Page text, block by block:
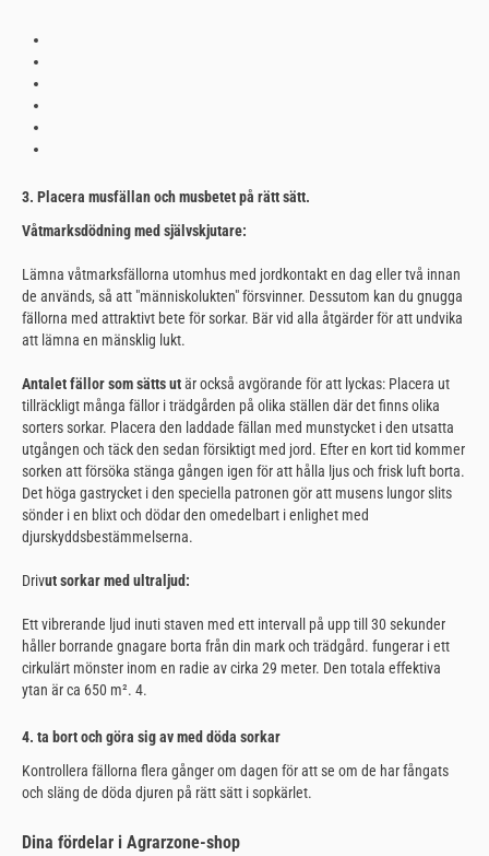
3. Placera musfällan och musbetet på rätt sätt.
Våtmarksdödning med självskjutare:
Lämna våtmarksfällorna utomhus med jordkontakt en dag eller två innan
de används, så att "människolukten" försvinner. Dessutom kan du gnugga
fällorna med attraktivt bete för sorkar. Bär vid alla åtgärder för att undvika
att lämna en mänsklig lukt.
Antalet fällor som sätts utär också avgörande för att lyckas: Placera ut
tillräckligt många fällor i trädgården på olika ställen där det finns olika
sorters sorkar. Placera den laddade fällan med munstycket i den utsatta
utgången och täck den sedan försiktigt med jord. Efter en kort tid kommer
sorken att försöka stänga gången igen för att hålla ljus och frisk luft borta.
Det höga gastrycket i den speciella patronen gör att musens lungor slits
sönder i en blixt och dödar den omedelbart i enlighet med
djurskyddsbestämmelserna.
Drivut sorkar med ultraljud:
Ett vibrerande ljud inuti staven med ett intervall på upp till 30 sekunder
håller borrande gnagare borta från din mark och trädgård. fungerar i ett
cirkulärt mönster inom en radie av cirka 29 meter. Den totala effektiva
ytan är ca 650 m². 4.
4. ta bort och göra sig av med döda sorkar
Kontrollera fällorna flera gånger om dagen för att se om de har fångats
och släng de döda djuren på rätt sätt i sopkärlet.
Dina fördelar i Agrarzone-shop